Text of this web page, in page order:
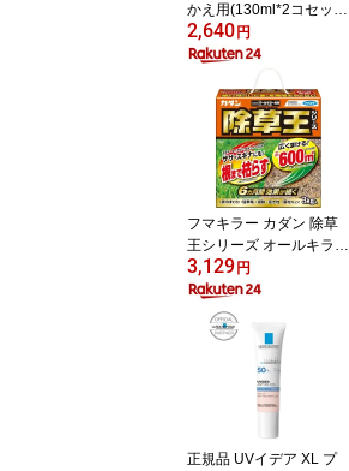
かえ用(130ml*2コセッ
ト)【キュレル】
2,640 円
フマキラー カダン 除草
王シリーズ オールキラー
粒剤(3kg)【カダン】
3,129 円
正規品 UVイデア XL プ